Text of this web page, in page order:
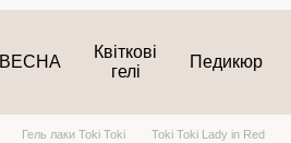
ВЕСНА
Квіткові
гелі
Педикюр
Гель лаки Toki Toki Toki Toki Lady in Red